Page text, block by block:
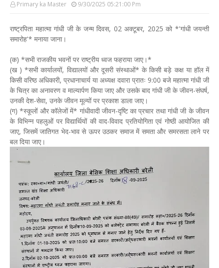
Primary ka Master 9/30/2025 05:21:00 Pm
राष्ट्रपिता महात्मा गांधी जी के जन्म दिवस, 02 अक्टूबर, 2025 को *'गांधी जयन्ती
समारोह'* मनाया जाना।
(क) *सभी राजकीय भवनों पर राष्ट्रीय ध्वज फहराया जाए।*
(ख ) *सभी कार्यालयों, वि‌द्यालयों और दूसरी संस्थाओं* के किसी बड़े कक्ष या हॉल में
किसी वरिष्ठ अधिकारी, प्रधानाचार्य या अध्यक्ष दवारा प्रातः 9:00 बजे महात्मा गांधी जी
के चित्र का अनावरण व माल्यार्पण किया जाए और उसके बाद गांधी जी के जीवन-संघर्ष,
उनकी देश-सेवा, उनके जीवन मूल्यों पर प्रकाश डाला जाए।
(ग) *स्कूलों और कॉलेजों में* गांधीवादी जीवन-दृष्टि का प्रचार तथा गांधी जी के जीवन
के विभिन्न पहलुओं पर विद्यार्थियों की वाद-विवाद प्रतियोगिता एवं गोष्ठी आयोजित की
जाए, जिसमें जातिगत भेद-भाव से ऊपर उठकर समाज में समता और समरसता लाने पर
बल दिया जाए।